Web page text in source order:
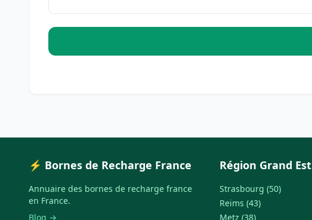
⚡ Bornes de Recharge France
Annuaire des bornes de recharge france
en France.
Blog →
Région Grand Est
Strasbourg (50)
Reims (43)
Metz (38)